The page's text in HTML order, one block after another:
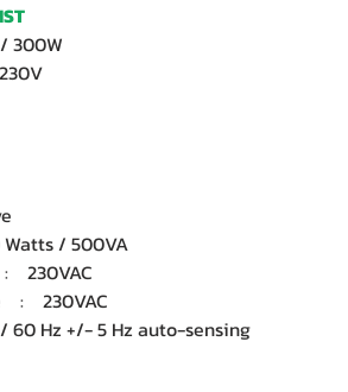
300W
/ 500VA
230VAC
: 230VAC
Hz +/- 5 Hz auto-sensing